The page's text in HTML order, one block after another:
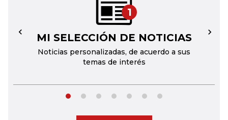
1
MI SELECCIÓN DE NOTICIAS
Noticias personalizadas, de acuerdo a sus
temas de interés
← →